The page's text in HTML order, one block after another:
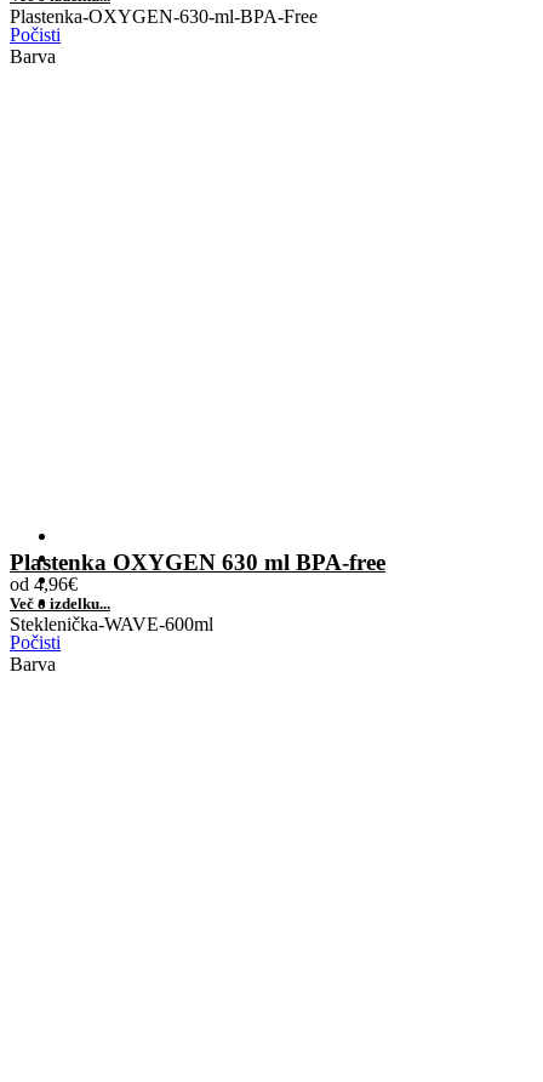
Barva
Počisti
Plastenka-OXYGEN-630-ml-BPA-Free
Barva
Počisti
Plastenka OXYGEN 630 ml BPA-free
od 4,96€
Več o izdelku...
Steklenička-WAVE-600ml